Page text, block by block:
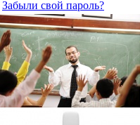
Забыли свой пароль?